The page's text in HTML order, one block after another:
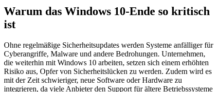
Warum das Windows 10-Ende so kritisch
ist
Ohne regelmäßige Sicherheitsupdates werden Systeme anfälliger für
Cyberangriffe, Malware und andere Bedrohungen. Unternehmen,
die weiterhin mit Windows 10 arbeiten, setzen sich einem erhöhten
Risiko aus, Opfer von Sicherheitslücken zu werden. Zudem wird es
mit der Zeit schwieriger, neue Software oder Hardware zu
integrieren, da viele Anbieter den Support für ältere Betriebssysteme